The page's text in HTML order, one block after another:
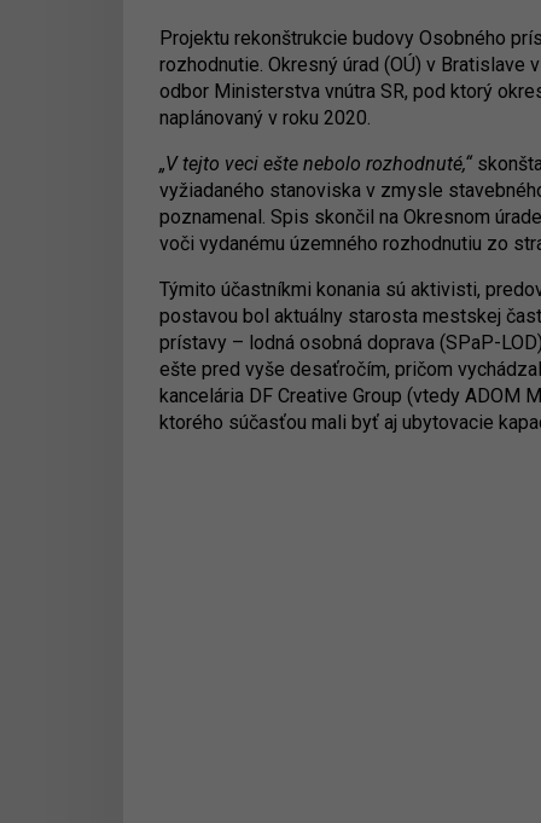
Projektu rekonštrukcie budovy Osobného
rozhodnutie. Okresný úrad (OÚ) v
odbor Ministerstva vnútra SR, pod ktorý
naplánovaný v roku 2020.
„V tejto veci ešte nebolo rozhodnuté,“
vyžiadaného stanoviska v zmysle
poznamenal. Spis skončil na Okresnom
voči vydanému územného rozhodnutiu zo
Týmito účastníkmi konania sú aktivisti,
postavou bol aktuálny starosta mestskej
prístavy – lodná osobná doprava (SPaP-
ešte pred vyše desaťročím, pričom
kancelária DF Creative Group (vtedy ADOM
ktorého súčasťou mali byť aj ubytovacie